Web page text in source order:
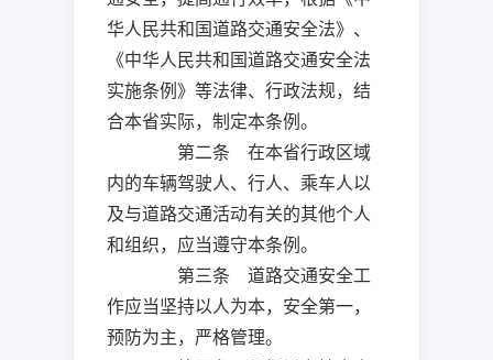
华人民共和国道路交通安全法》、
《中华人民共和国道路交通安全法
实施条例》等法律、行政法规，结
合本省实际，制定本条例。
第二条 在本省行政区域
内的车辆驾驶人、行人、乘车人以
及与道路交通活动有关的其他个人
和组织，应当遵守本条例。
第三条 道路交通安全工
作应当坚持以人为本，安全第一，
预防为主，严格管理。